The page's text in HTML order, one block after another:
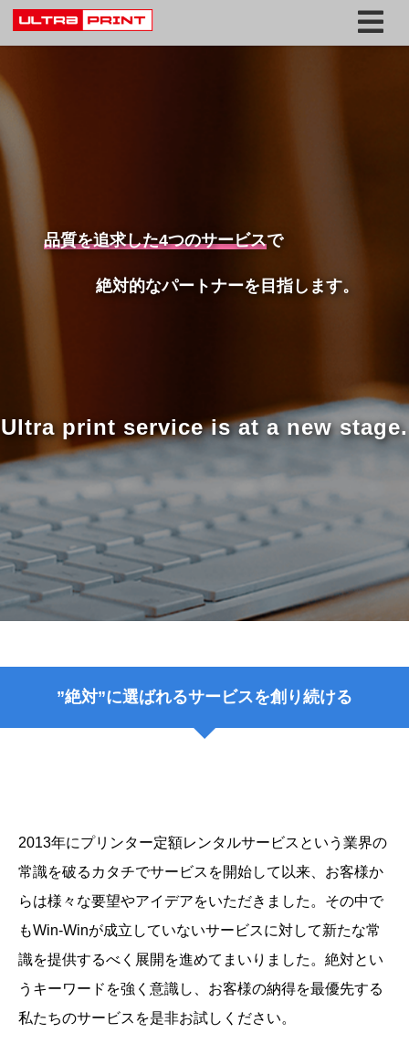
品質を追求した4つのサービスで
絶対的なパートナーを目指します。
Ultra print service is at a new stage.
”絶対”に選ばれるサービスを創り続ける
2013年にプリンター定額レンタルサービスという業界の
常識を破るカタチでサービスを開始して以来、お客様か
らは様々な要望やアイデアをいただきました。その中で
もWin-Winが成立していないサービスに対して新たな常
識を提供するべく展開を進めてまいりました。絶対とい
うキーワードを強く意識し、お客様の納得を最優先する
私たちのサービスを是非お試しください。